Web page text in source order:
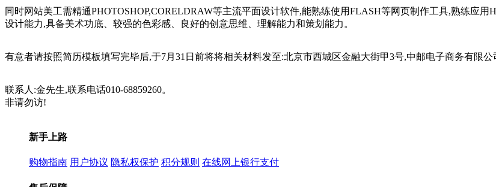
同时网站美工需精通PHOTOSHOP,CORELDRAW等主流平面设计软件,能熟练使用FLASH等网页制作工具,熟练应
设计能力,具备美术功底、较强的色彩感、良好的创意思维、理解能力和策划能力。
有意者请按照简历模板填写完毕后,于7月31日前将将相关材料发至:北京市西城区金融大街甲3号,中邮电子商务有限公
联系人:金先生,联系电话010-68859260。
非请勿访!
新手上路
购物指南 用户协议 隐私权保护 积分规则 在线网上银行支付